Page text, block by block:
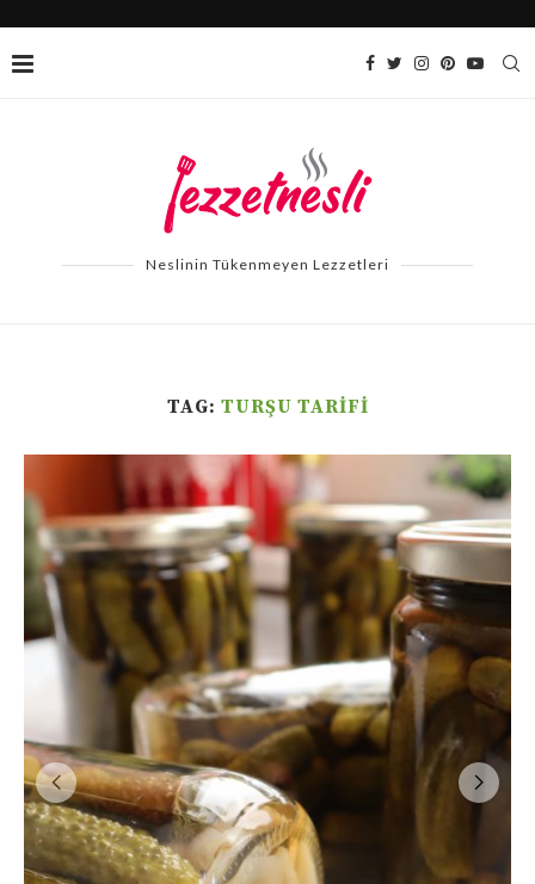
Neslinin Tükenmeyen Lezzetleri
TAG: TURŞU TARIFI